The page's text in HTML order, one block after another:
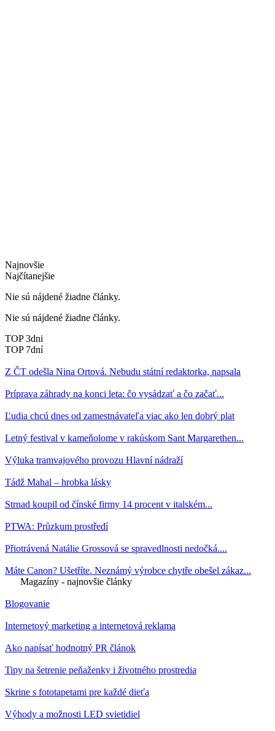
Najnovšie
Najčítanejšie
Nie sú nájdené žiadne články.
Nie sú nájdené žiadne články.
TOP 3dni
TOP 7dní
Z ČT odešla Nina Ortová. Nebudu státní redaktorka, napsala
Príprava záhrady na konci leta: čo vysádzať a čo začať...
Ľudia chcú dnes od zamestnávateľa viac ako len dobrý plat
Letný festival v kameňolome v rakúskom Sant Margarethen...
Výluka tramvajového provozu Hlavní nádraží
Tádž Mahal – hrobka lásky
Strnad koupil od čínské firmy 14 procent v italském...
PTWA: Průzkum prostředí
Přiotrávená Natálie Grossová se spravedlnosti nedočká....
Máte Canon? Ušetříte. Neznámý výrobce chytře obešel zákaz...
Magazíny - najnovšie články
Blogovanie
Internetový marketing a internetová reklama
Ako napísať hodnotný PR článok
Tipy na šetrenie peňaženky i životného prostredia
Skrine s fototapetami pre každé dieťa
Výhody a možnosti LED svietidiel